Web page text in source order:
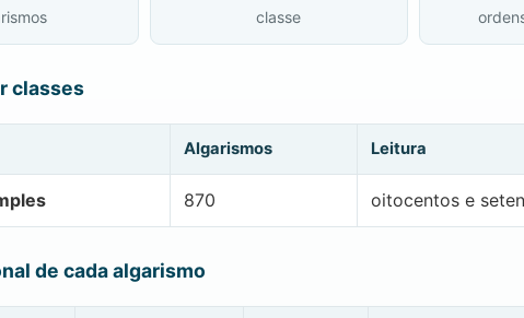
classe
classes
Algarismos Leitura
870 oitocentos e
de cada algarismo